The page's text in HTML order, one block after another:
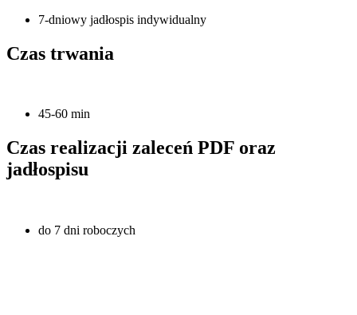
7-dniowy jadłospis indywidualny
Czas trwania
45-60 min
Czas realizacji zaleceń PDF oraz
jadłospisu
do 7 dni roboczych